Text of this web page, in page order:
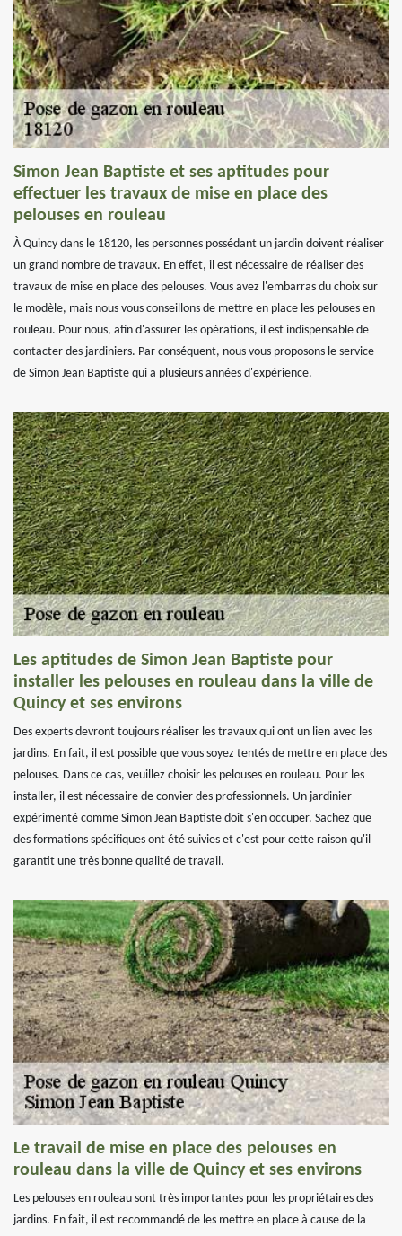
Simon Jean Baptiste et ses aptitudes pour
effectuer les travaux de mise en place des
pelouses en rouleau
À Quincy dans le 18120, les personnes possédant un jardin doivent réaliser
un grand nombre de travaux. En effet, il est nécessaire de réaliser des
travaux de mise en place des pelouses. Vous avez l'embarras du choix sur
le modèle, mais nous vous conseillons de mettre en place les pelouses en
rouleau. Pour nous, afin d'assurer les opérations, il est indispensable de
contacter des jardiniers. Par conséquent, nous vous proposons le service
de Simon Jean Baptiste qui a plusieurs années d'expérience.
Les aptitudes de Simon Jean Baptiste pour
installer les pelouses en rouleau dans la ville de
Quincy et ses environs
Des experts devront toujours réaliser les travaux qui ont un lien avec les
jardins. En fait, il est possible que vous soyez tentés de mettre en place des
pelouses. Dans ce cas, veuillez choisir les pelouses en rouleau. Pour les
installer, il est nécessaire de convier des professionnels. Un jardinier
expérimenté comme Simon Jean Baptiste doit s'en occuper. Sachez que
des formations spécifiques ont été suivies et c'est pour cette raison qu'il
garantit une très bonne qualité de travail.
Le travail de mise en place des pelouses en
rouleau dans la ville de Quincy et ses environs
Les pelouses en rouleau sont très importantes pour les propriétaires des
jardins. En fait, il est recommandé de les mettre en place à cause de la